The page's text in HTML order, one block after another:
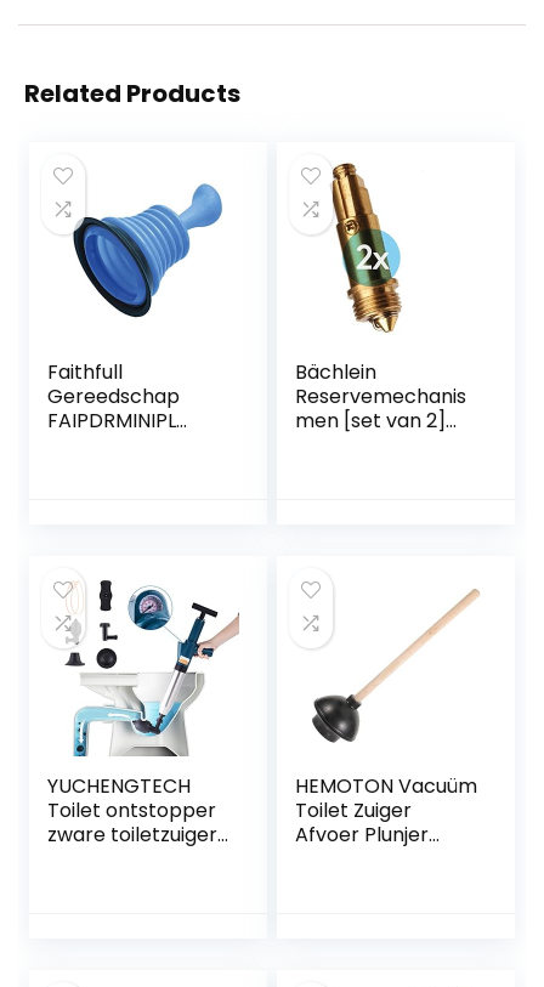
Related Products
Faithfull
Gereedschap
FAIPDRMINIPL
Bächlein
Reservemechanis
men [set van 2]
YUCHENGTECH
Toilet ontstopper
zware toiletzuiger
HEMOTON Vacuüm
Toilet Zuiger
Afvoer Plunjer